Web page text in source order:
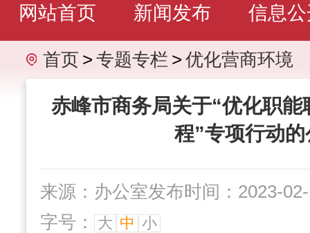
网站首页 新闻发布 信息
互动交流 专题专栏
首页 > 专题专栏 > 优化营商环境
赤峰市商务局关于“优化职
程”专项行动的
来源：办公室发布时间：2023-
字号：
大 中 小